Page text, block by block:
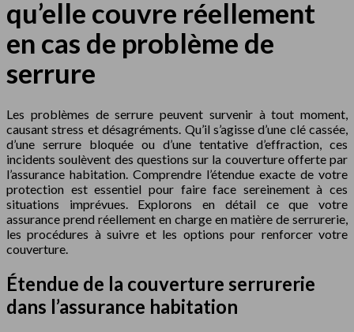
qu’elle couvre réellement
en cas de problème de
serrure
Les problèmes de serrure peuvent survenir à tout moment,
causant stress et désagréments. Qu’il s’agisse d’une clé cassée,
d’une serrure bloquée ou d’une tentative d’effraction, ces
incidents soulèvent des questions sur la couverture offerte par
l’assurance habitation. Comprendre l’étendue exacte de votre
protection est essentiel pour faire face sereinement à ces
situations imprévues. Explorons en détail ce que votre
assurance prend réellement en charge en matière de serrurerie,
les procédures à suivre et les options pour renforcer votre
couverture.
Étendue de la couverture serrurerie
dans l’assurance habitation